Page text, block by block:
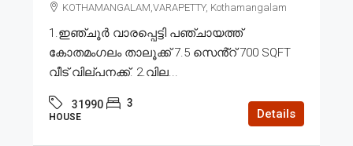
KOTHAMANGALAM,VARAPETTY, Kothamangalam
1.ഇഞ്ചൂർ വാരപ്പെട്ടി പഞ്ചായത്ത്
കോതമംഗലം താലൂക്ക് 7.5 സെൻ്റ് 700 SQFT
വീട് വില്പനക്ക്. 2.വില...
31990 3
HOUSE Details